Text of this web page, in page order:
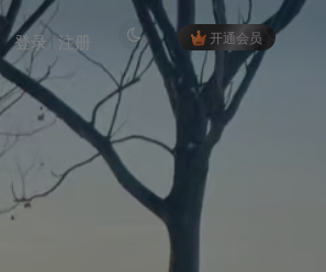
开通会员
登录 注册